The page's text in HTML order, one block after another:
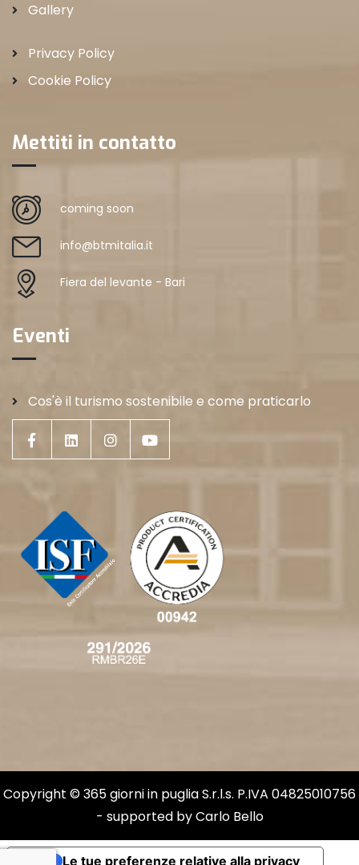
Gallery
Privacy Policy
Cookie Policy
Mettiti in contatto
coming soon
info@btmitalia.it
Fiera del levante - Bari
Eventi
Cos'è il turismo sostenibile e come praticarlo
Copyright © 365 giorni in puglia S.r.l.s. P.IVA 04825010756
- supported byCarlo Bello
Le tue preferenze relative alla privacy